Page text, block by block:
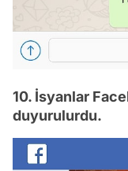
10. İsyanlar
duyurulurdu.